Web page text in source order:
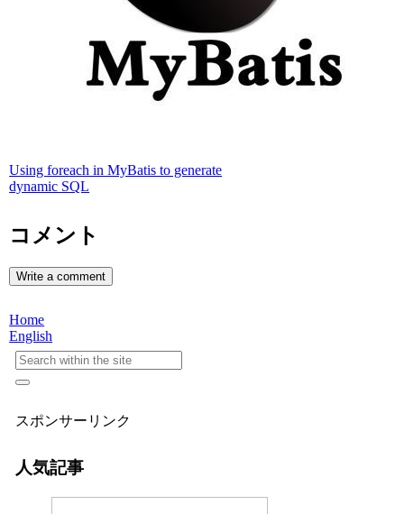
Using foreach in MyBatis to generate
dynamic SQL
コメント
Write a comment
Home
English
スポンサーリンク
人気記事